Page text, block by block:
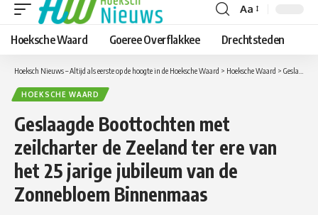
Lettergrootte
aanpassen
Aa
Hoeksche Waard Goeree Overflakkee Drechtsteden
Hoeksch Nieuws – Altijd als eerste op de hoogte in de Hoeksche Waard > Hoeksche Waard > Geslaagde Boottochten met zeilcharter de Zeeland ter ere van het 25 jarige jubileum van de Zonnebloem Binnenmaas
HOEKSCHE WAARD
Geslaagde Boottochten met
zeilcharter de Zeeland ter ere van
het 25 jarige jubileum van de
Zonnebloem Binnenmaas